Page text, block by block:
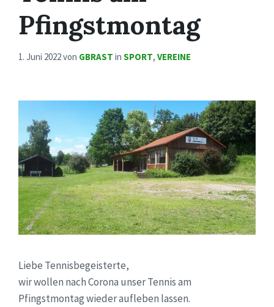
Pfingstmontag
1. Juni 2022von GBRAST in SPORT, VEREINE
Liebe Tennisbegeisterte,
wir wollen nach Corona unser Tennis am
Pfingstmontag wieder aufleben lassen.